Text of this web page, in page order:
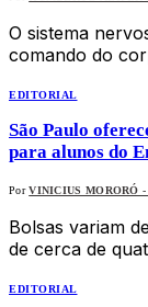
O sistema
comando do
EDITORIAL
São Paulo
para alunos do
Por VINICIUS MORORÓ
Bolsas variam
de cerca de
EDITORIAL